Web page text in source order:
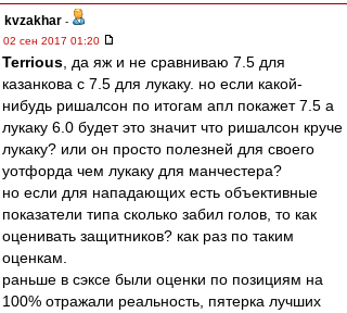
kvzakhar -
02 сен 2017 01:20
Terrious , да яж и не сравниваю 7.5 для
казанкова с 7.5 для лукаку. но если какой-
нибудь ришалсон по итогам апл покажет 7.5 а
лукаку 6.0 будет это значит что ришалсон круче
лукаку? или он просто полезней для своего
уотфорда чем лукаку для манчестера?
но если для нападающих есть объективные
показатели типа сколько забил голов, то как
оценивать защитников? как раз по таким
оценкам.
раньше в сэксе были оценки по позициям на
100% отражали реальность, пятерка лучших